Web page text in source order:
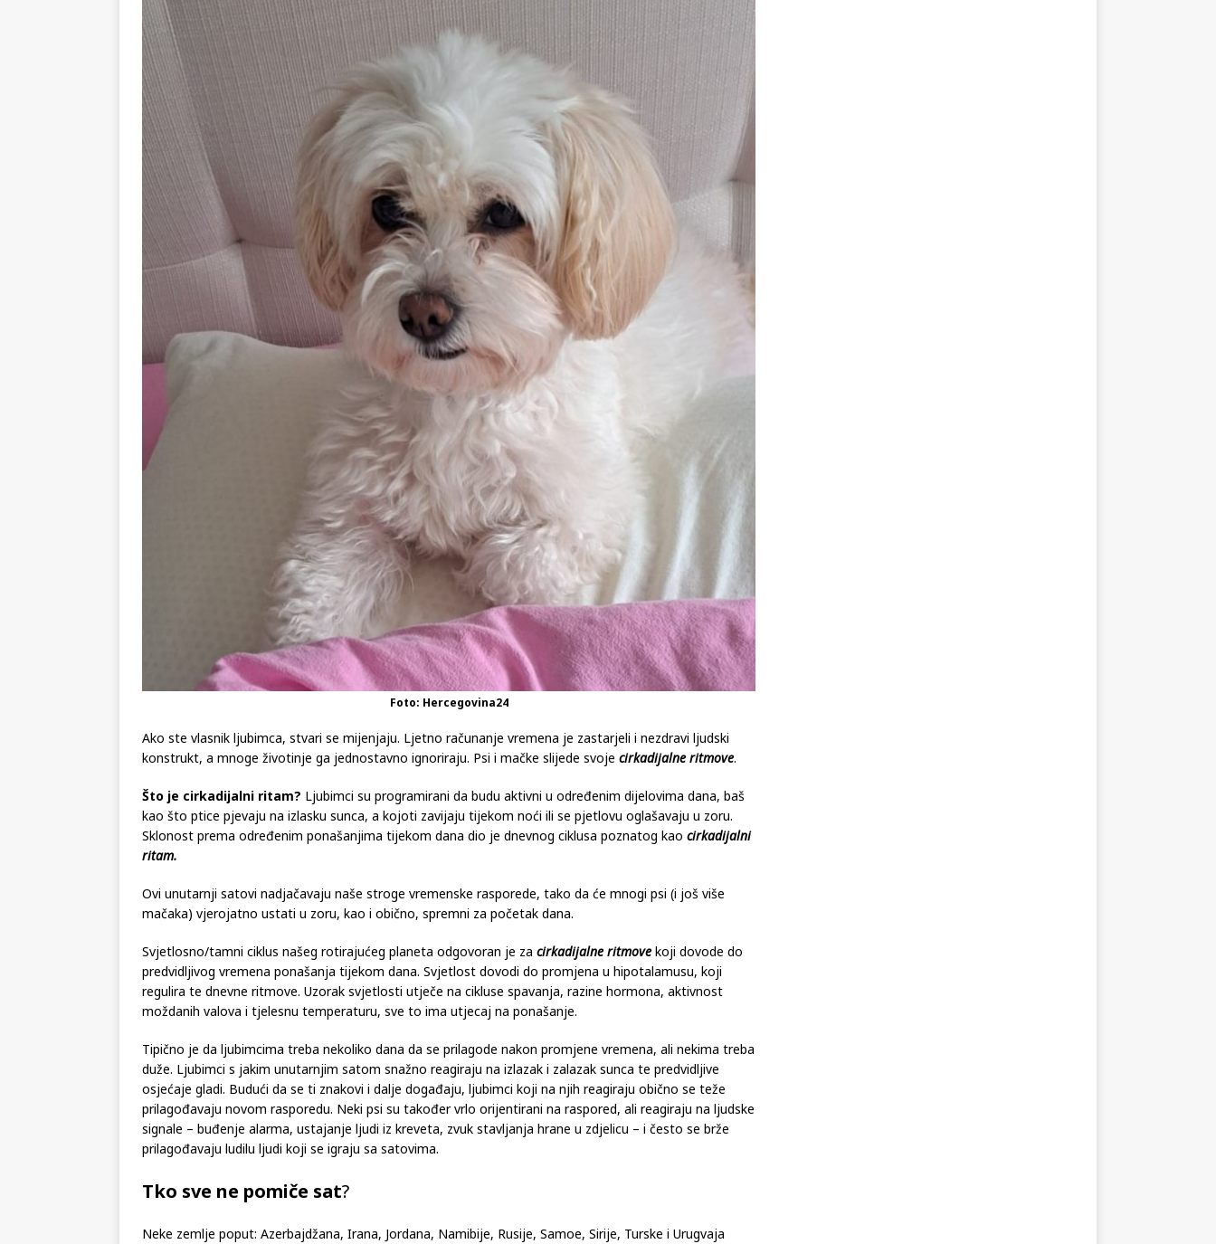
Foto: Hercegovina24
Ako ste vlasnik ljubimca, stvari se mijenjaju. Ljetno računanje vremena je zastarjeli i nezdravi ljudski
konstrukt, a mnoge životinje ga jednostavno ignoriraju. Psi i mačke slijede svoje cirkadijalne ritmove.
Što je cirkadijalni ritam? Ljubimci su programirani da budu aktivni u određenim dijelovima dana, baš
kao što ptice pjevaju na izlasku sunca, a kojoti zavijaju tijekom noći ili se pjetlovu oglašavaju u zoru.
Sklonost prema određenim ponašanjima tijekom dana dio je dnevnog ciklusa poznatog kao cirkadijalni
ritam.
Ovi unutarnji satovi nadjačavaju naše stroge vremenske rasporede, tako da će mnogi psi (i još više
mačaka) vjerojatno ustati u zoru, kao i obično, spremni za početak dana.
Svjetlosno/tamni ciklus našeg rotirajućeg planeta odgovoran je za cirkadijalne ritmove koji dovode do
predvidljivog vremena ponašanja tijekom dana. Svjetlost dovodi do promjena u hipotalamusu, koji
regulira te dnevne ritmove. Uzorak svjetlosti utječe na cikluse spavanja, razine hormona, aktivnost
moždanih valova i tjelesnu temperaturu, sve to ima utjecaj na ponašanje.
Tipično je da ljubimcima treba nekoliko dana da se prilagode nakon promjene vremena, ali nekima treba
duže. Ljubimci s jakim unutarnjim satom snažno reagiraju na izlazak i zalazak sunca te predvidljive
osjećaje gladi. Budući da se ti znakovi i dalje događaju, ljubimci koji na njih reagiraju obično se teže
prilagođavaju novom rasporedu. Neki psi su također vrlo orijentirani na raspored, ali reagiraju na ljudske
signale – buđenje alarma, ustajanje ljudi iz kreveta, zvuk stavljanja hrane u zdjelicu – i često se brže
prilagođavaju ludilu ljudi koji se igraju sa satovima.
Tko sve ne pomiče sat?
Neke zemlje poput: Azerbajdžana, Irana, Jordana, Namibije, Rusije, Samoe, Sirije, Turske i Urugvaja